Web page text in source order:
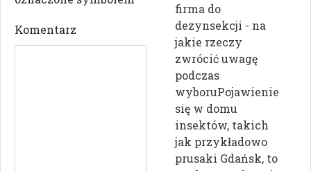
Komentarz
firma do
dezynsekcji - na
jakie rzeczy
zwrócić uwagę
podczas
wyboruPojawienie
się w domu
insektów, takich
jak przykładowo
prusaki Gdańsk, to